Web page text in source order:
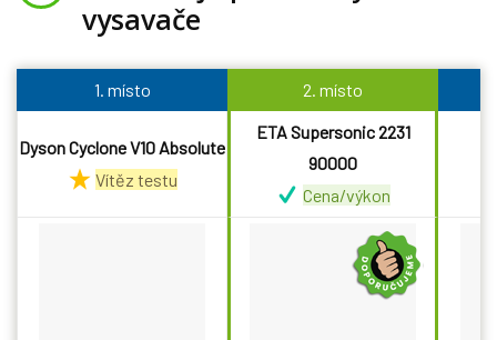
vysavače
1. místo 2. místo
Dyson Cyclone V10 Absolute
Vítěz testu
ETA Supersonic 2231
90000
Cena/výkon